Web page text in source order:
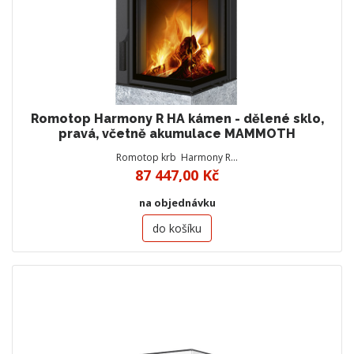
Romotop Harmony R HA kámen - dělené sklo,
pravá, včetně akumulace MAMMOTH
Romotop krb Harmony R…
87 447,00 Kč
na objednávku
do košíku